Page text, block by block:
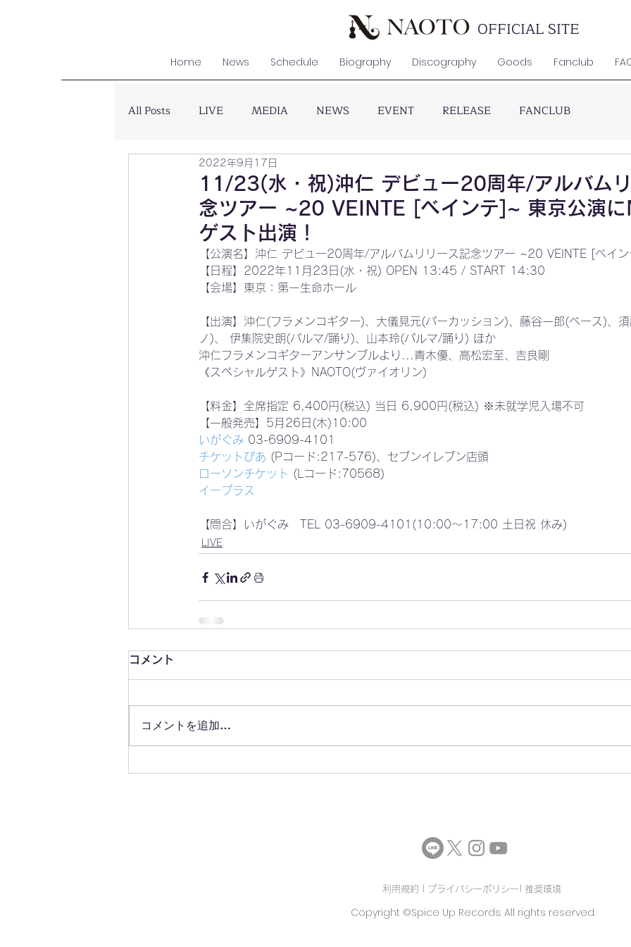
OFFICIAL SITE
Home News Schedule Biography Discography Goods Fanclub
All Posts LIVE MEDIA NEWS EVENT RELEASE FANCLUB
11/23(水・祝)沖仁 デビュー20周年/アルバム
念ツアー ~20 VEINTE [ベインテ]~ 東京公演に
ゲスト出演！
2022年9月17日
【公演名】沖仁 デビュー20周年/アルバムリリース記念ツアー ~20 VEINTE [ベイ
【日程】2022年11月23日(水・祝) OPEN 13:45 / START 14:30
【会場】東京：第一生命ホール
【出演】沖仁(フラメンコギター)、大儀見元(パーカッション)、藤谷一郎(ベース)、
ノ)、 伊集院史朗(パルマ/踊り)、山本玲(パルマ/踊り) ほか
沖仁フラメンコギターアンサンブルより...青木優、高松宏至、吉良剛
《スペシャルゲスト》NAOTO(ヴァイオリン)
【料金】全席指定 6,400円(税込) 当日 6,900円(税込) ※未就学児入場不可
【一般発売】5月26日(木)10:00
いがぐみ 03-6909-4101
チケットぴあ (Pコード:217-576)、セブンイレブン店頭
ローソンチケット (Lコード:70568)
イープラス
【問合】いがぐみ　TEL 03-6909-4101(10:00〜17:00 土日祝 休み)
LIVE
コメント
コメントを追加…
利用規約 | プライバシーポリシー 推奨環境
Copyright ©Spice Up Records. All rights reserved.